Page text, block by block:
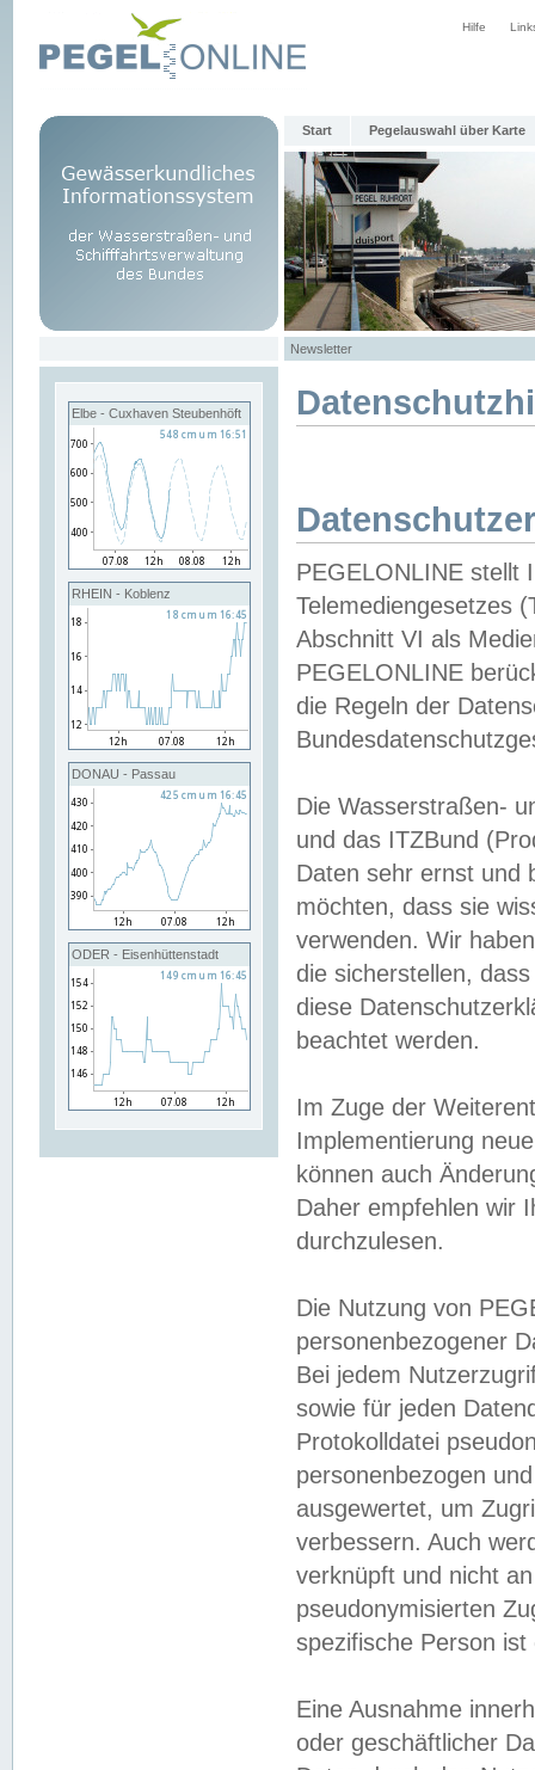
Hilfe
Start Pegelauswahl über Karte
Newsletter
Elbe - Cuxhaven Steubenhöft
RHEIN - Koblenz
DONAU - Passau
ODER - Eisenhüttenstadt
PEGELONLINE stellt
Telemediengesetzes
Abschnitt VI als
PEGELONLINE
die Regeln der
Die Wasserstraßen-
und das ITZBund
Daten sehr ernst und
möchten, dass sie
verwenden. Wir
die sicherstellen,
diese
beachtet werden.
Im Zuge der
Implementierung
können auch
Daher empfehlen wir
durchzulesen.
Die Nutzung von
personenbezogener
Bei jedem
sowie für jeden
Protokolldatei
personenbezogen
ausgewertet, um
verbessern. Auch
verknüpft und nicht
pseudonymisierten
spezifische Person
Eine Ausnahme
oder geschäftlicher